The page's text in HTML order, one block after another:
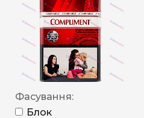
Фасування:
Блок